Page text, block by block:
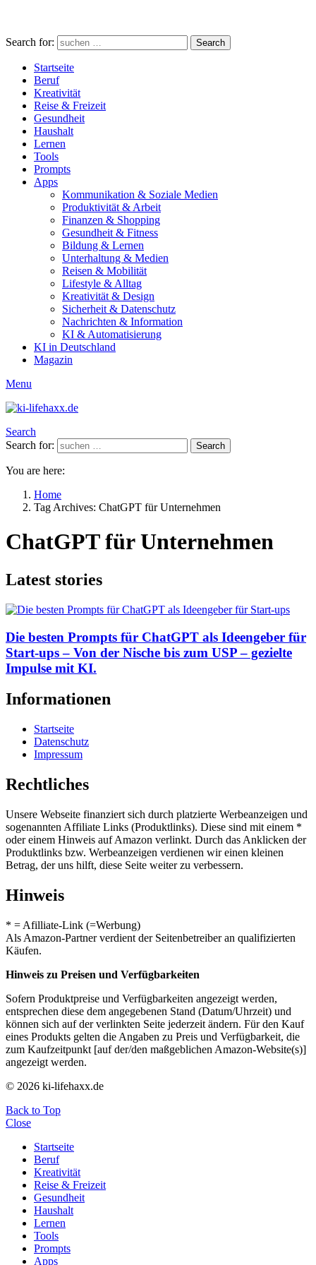
Search for: Search
Startseite
Beruf
Kreativität
Reise & Freizeit
Gesundheit
Haushalt
Lernen
Tools
Prompts
Apps
Kommunikation & Soziale Medien
Produktivität & Arbeit
Finanzen & Shopping
Gesundheit & Fitness
Bildung & Lernen
Unterhaltung & Medien
Reisen & Mobilität
Lifestyle & Alltag
Kreativität & Design
Sicherheit & Datenschutz
Nachrichten & Information
KI & Automatisierung
KI in Deutschland
Magazin
Menu
Search
Search for:
Search
You are here:
Home
Tag Archives: ChatGPT für Unternehmen
ChatGPT für Unternehmen
Latest stories
Die besten Prompts für ChatGPT als Ideengeber für
Start-ups – Von der Nische bis zum USP – gezielte
Impulse mit KI.
Informationen
Startseite
Datenschutz
Impressum
Rechtliches
Unsere Webseite finanziert sich durch platzierte Werbeanzeigen und
sogenannten Affiliate Links (Produktlinks). Diese sind mit einem *
oder einem Hinweis auf Amazon verlinkt. Durch das Anklicken der
Produktlinks bzw. Werbeanzeigen verdienen wir einen kleinen
Betrag, der uns hilft, diese Seite weiter zu verbessern.
Hinweis
* = Afilliate-Link (=Werbung)
Als Amazon-Partner verdient der Seitenbetreiber an qualifizierten
Käufen.
Hinweis zu Preisen und Verfügbarkeiten
Sofern Produktpreise und Verfügbarkeiten angezeigt werden,
entsprechen diese dem angegebenen Stand (Datum/Uhrzeit) und
können sich auf der verlinkten Seite jederzeit ändern. Für den Kauf
eines Produkts gelten die Angaben zu Preis und Verfügbarkeit, die
zum Kaufzeitpunkt [auf der/den maßgeblichen Amazon-Website(s)]
angezeigt werden.
© 2026 ki-lifehaxx.de
Back to Top
Close
Startseite
Beruf
Kreativität
Reise & Freizeit
Gesundheit
Haushalt
Lernen
Tools
Prompts
Apps